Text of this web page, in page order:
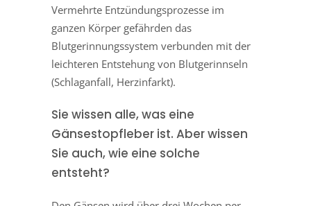
Vermehrte Entzündungsprozesse im
ganzen Körper gefährden das
Blutgerinnungssystem verbunden mit der
leichteren Entstehung von Blutgerinnseln
(Schlaganfall, Herzinfarkt).
Sie wissen alle, was eine
Gänsestopfleber ist. Aber wissen
Sie auch, wie eine solche
entsteht?